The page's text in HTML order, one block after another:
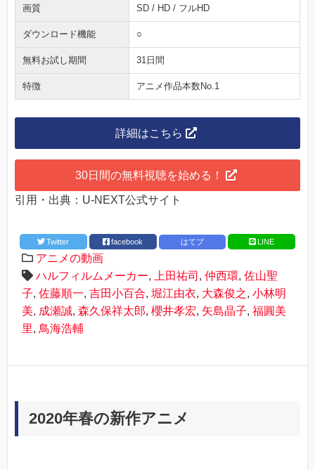
画質 SD / HD / フルHD
ダウンロード機能 ○
無料お試し期間 31日間
特徴 アニメ作品本数No.1
詳細はこちら
30日間の無料視聴を始める！
引用・出典：U-NEXT公式サイト
Twitter facebook はてブ LINE
アニメの動画
ハルフィルムメーカー, 上田祐司 , 仲西環, 佐山聖
子, 佐藤順一, 吉田小百合, 堀江由衣, 大森俊之, 小林明
美, 成瀬誠, 森久保祥太郎, 櫻井孝宏, 矢島晶子, 福圓美
里, 鳥海浩輔
2020年春の新作アニメ